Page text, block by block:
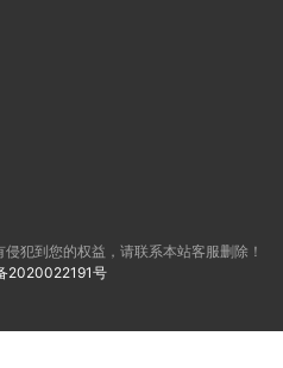
犯到您的权益，请联系本站客服删除！
2020022191号